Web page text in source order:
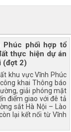
Phúc phối hợp tổ
thực hiện dự án
(đợt 2)
khu vực Vĩnh Phúc
khai Thông báo
giải phóng mặt
điểm giao với đê tả
sắt Hà Nội – Lào
lại kết nối từ Vĩnh